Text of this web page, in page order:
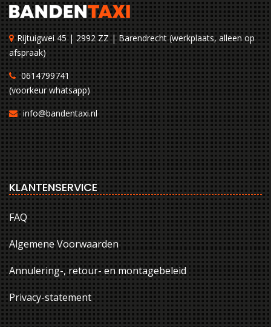
Rijtuigwei 45 | 2992 ZZ | Barendrecht (werkplaats, alleen op
afspraak)
0614799741
(voorkeur whatsapp)
info@bandentaxi.nl
KLANTENSERVICE
FAQ
Algemene Voorwaarden
Annulering-, retour- en montagebeleid
Privacy-statement